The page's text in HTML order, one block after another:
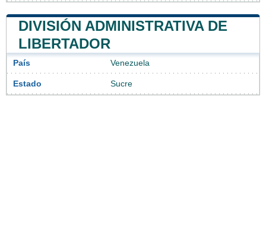
DIVISIÓN ADMINISTRATIVA DE
LIBERTADOR
País Venezuela
Estado Sucre